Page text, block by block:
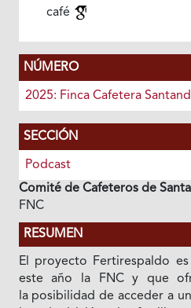
café
NÚMERO
2025: Finca Cafetera
SECCIÓN
Podcast
Comité de Cafeteros de
FNC
RESUMEN
El proyecto Fertirespaldo
este año la FNC y que
la posibilidad de acceder a